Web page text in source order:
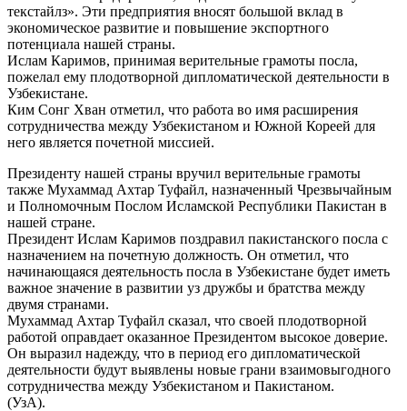
текстайлз». Эти предприятия вносят большой вклад в
экономическое развитие и повышение экспортного
потенциала нашей страны.
Ислам Каримов, принимая верительные грамоты посла,
пожелал ему плодотворной дипломатической деятельности в
Узбекистане.
Ким Сонг Хван отметил, что работа во имя расширения
сотрудничества между Узбекистаном и Южной Кореей для
него является почетной миссией.
Президенту нашей страны вручил верительные грамоты
также Мухаммад Ахтар Туфайл, назначенный Чрезвычайным
и Полномочным Послом Исламской Республики Пакистан в
нашей стране.
Президент Ислам Каримов поздравил пакистанского посла с
назначением на почетную должность. Он отметил, что
начинающаяся деятельность посла в Узбекистане будет иметь
важное значение в развитии уз дружбы и братства между
двумя странами.
Мухаммад Ахтар Туфайл сказал, что своей плодотворной
работой оправдает оказанное Президентом высокое доверие.
Он выразил надежду, что в период его дипломатической
деятельности будут выявлены новые грани взаимовыгодного
сотрудничества между Узбекистаном и Пакистаном.
(УзА).